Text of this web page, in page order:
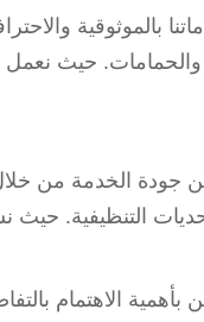
بالموثوقية
والحمامات. حيث نعمل
جودة الخدمة من خلال
التنظيفية.
بأهمية الاهتمام